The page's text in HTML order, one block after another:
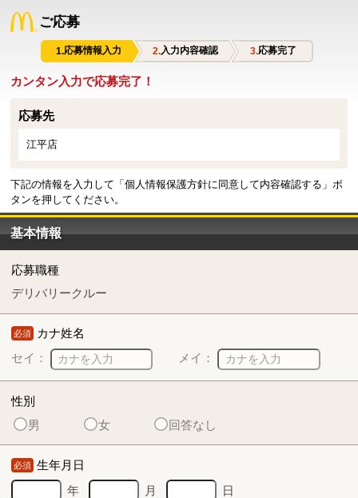
ご応募
応募情報入力 入力内容確認 応募完了
カンタン入力で応募完了！
応募先
江平店
下記の情報を入力して「個人情報保護方針に同意して内容確認する」ボ
タンを押してください。
基本情報
応募職種
デリバリークルー
必須 カナ姓名
セイ：
メイ：
性別
男
女 回答なし
必須 生年月日
年
月 日